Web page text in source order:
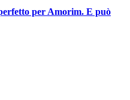
per Amorim. E può